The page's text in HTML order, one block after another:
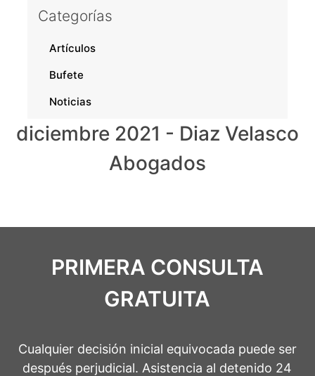
Categorías
Artículos
Bufete
Noticias
diciembre 2021 - Diaz Velasco
Abogados
PRIMERA CONSULTA
GRATUITA
Cualquier decisión inicial equivocada puede ser
después perjudicial. Asistencia al detenido 24